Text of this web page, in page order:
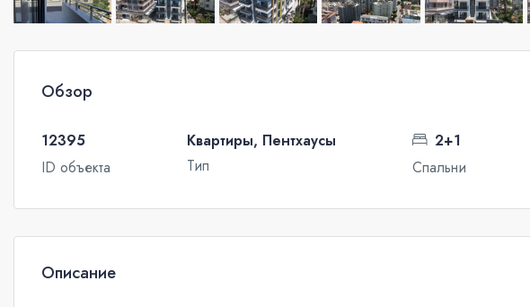
Обзор
12395
ID объекта
Квартиры, Пентхаусы
Тип
2+1
Спальни
Описание